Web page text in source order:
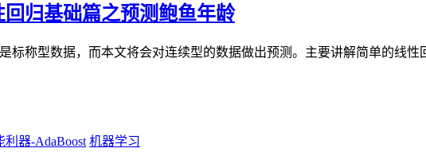
归基础篇之预测鲍鱼年龄
标称型数据，而本文将会对连续型的数据做出预测。主要讲解简单的线
机器学习